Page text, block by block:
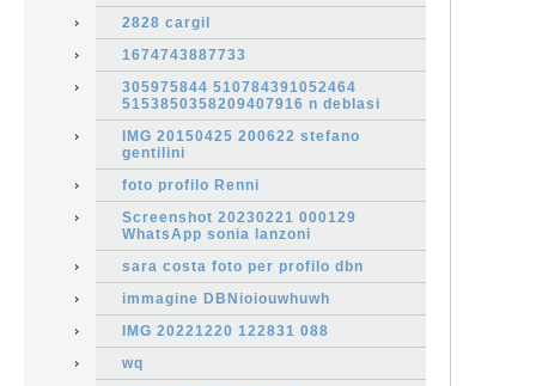
2828 cargil
1674743887733
305975844 510784391052464
5153850358209407916 n deblasi
IMG 20150425 200622 stefano
gentilini
foto profilo Renni
Screenshot 20230221 000129
WhatsApp sonia lanzoni
sara costa foto per profilo dbn
immagine DBNioiouwhuwh
IMG 20221220 122831 088
wq